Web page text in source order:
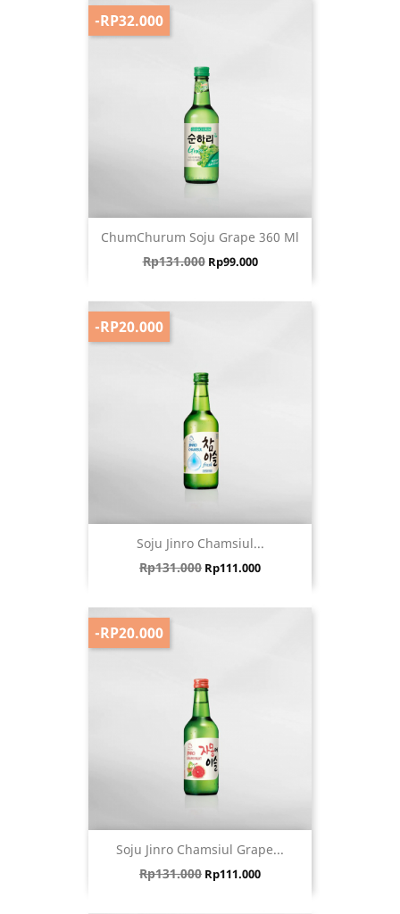
ChumChurum Soju Grape 360 Ml
Harga biasa
Rp131.000 Harga
Rp99.000
-RP32.000
Soju Jinro Chamsiul...
Harga biasa
Rp131.000 Harga
Rp111.000
-RP20.000
Soju Jinro Chamsiul Grape...
Harga biasa
Rp131.000 Harga
Rp111.000
-RP20.000